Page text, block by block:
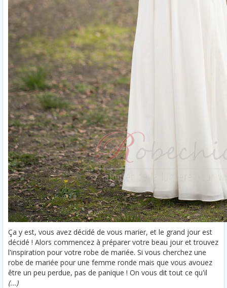
Ça y est, vous avez décidé de vous marier, et le grand jour est
décidé ! Alors commencez à préparer votre beau jour et trouvez
l'inspiration pour votre robe de mariée. Si vous cherchez une
robe de mariée pour une femme ronde mais que vous avouez
être un peu perdue, pas de panique ! On vous dit tout ce qu'il
(...)